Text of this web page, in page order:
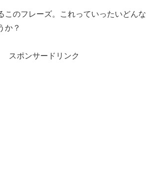
このフレーズ。これっていったいどんな
か？
スポンサードリンク